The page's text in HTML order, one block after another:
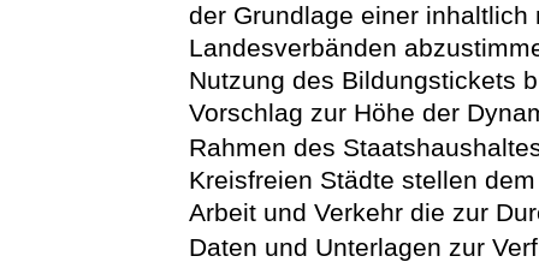
der Grundlage einer
Landesverbänden
Nutzung des Bildungstickets
Vorschlag zur Höhe der
Rahmen des
Kreisfreien Städte stellen
Arbeit und Verkehr die zur
Daten und Unterlagen zur